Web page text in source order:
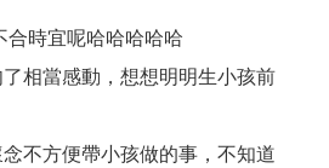
時宜呢哈哈哈哈哈
相當感動，想想明明生小孩前
不方便帶小孩做的事，不知道